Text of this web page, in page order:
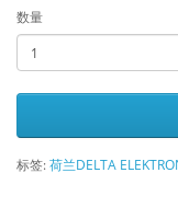
数量
标签:荷兰DELTA